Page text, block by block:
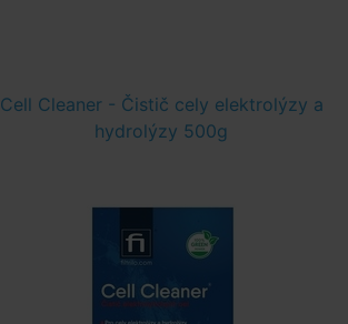
Cell Cleaner - Čistič cely elektrolýzy a
hydrolýzy 500g